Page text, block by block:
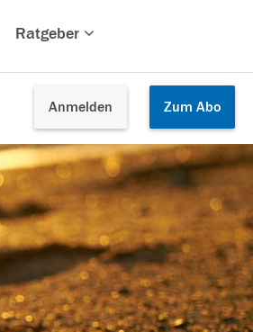
Ratgeber
Anmelden Zum Abo